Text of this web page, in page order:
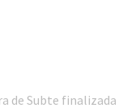
de Subte finalizada